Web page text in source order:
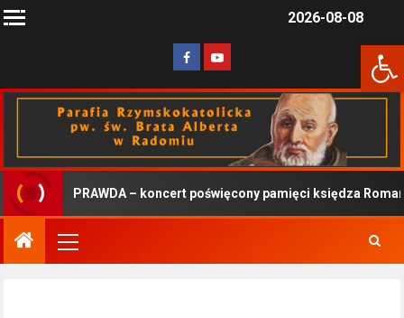
2026-08-08
PRAWDA – koncert poświęcony pamięci księdza